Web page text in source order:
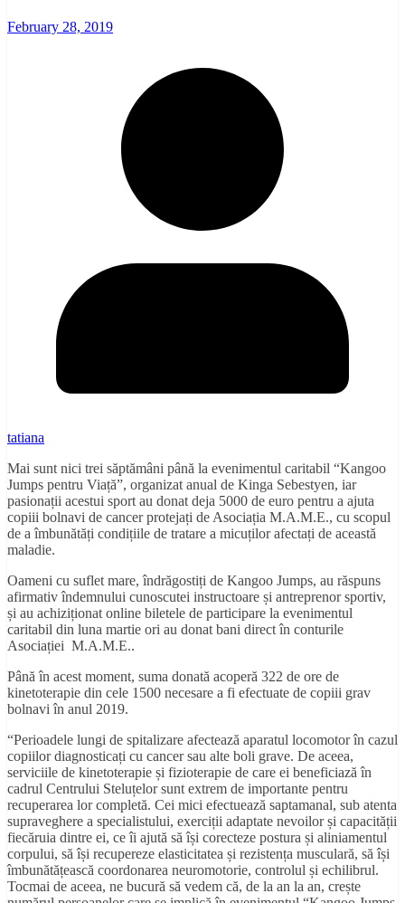
February 28, 2019
tatiana
Mai sunt nici trei săptămâni până la evenimentul caritabil “Kangoo
Jumps pentru Viață”, organizat anual de Kinga Sebestyen, iar
pasionații acestui sport au donat deja 5000 de euro pentru a ajuta
copiii bolnavi de cancer protejați de Asociația M.A.M.E., cu scopul
de a îmbunătăți condițiile de tratare a micuților afectați de această
maladie.
Oameni cu suflet mare, îndrăgostiți de Kangoo Jumps, au răspuns
afirmativ îndemnului cunoscutei instructoare și antreprenor sportiv,
și au achiziționat online biletele de participare la evenimentul
caritabil din luna martie ori au donat bani direct în conturile
Asociației M.A.M.E..
Până în acest moment, suma donată acoperă 322 de ore de
kinetoterapie din cele 1500 necesare a fi efectuate de copiii grav
bolnavi în anul 2019.
“Perioadele lungi de spitalizare afectează aparatul locomotor în cazul
copiilor diagnosticați cu cancer sau alte boli grave. De aceea,
serviciile de kinetoterapie și fizioterapie de care ei beneficiază în
cadrul Centrului Steluțelor sunt extrem de importante pentru
recuperarea lor completă. Cei mici efectuează saptamanal, sub atenta
supraveghere a specialistului, exerciții adaptate nevoilor și capacității
fiecăruia dintre ei, ce îi ajută să își corecteze postura și aliniamentul
corpului, să își recupereze elasticitatea și rezistența musculară, să își
îmbunătățească coordonarea neuromotorie, controlul și echilibrul.
Tocmai de aceea, ne bucură să vedem că, de la an la an, crește